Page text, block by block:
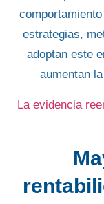
estrategias,
adoptan este
aumentan
La evidencia